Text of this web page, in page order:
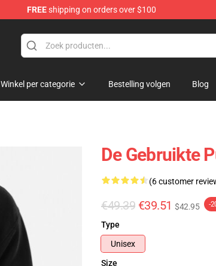
FREEshipping on orders over $100
Winkel per categorie Bestelling volgen Blog
De Gebruikte
(6 customer
€49.39 €39.51 $42.95 -
Type
Unisex
Size